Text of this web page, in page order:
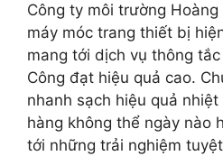
Công ty môi trường
máy móc trang thiết bị
mang tới dịch vụ thông
Công đạt hiệu quả cao.
nhanh sạch hiệu quả
hàng không thể ngày nào
tới những trải nghiệm